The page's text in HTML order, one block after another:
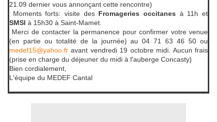
21.09 dernier vous annonçant cette rencontre)
Moments forts: visite des Fromageries occitanes à 11h et
SMSI à 15h30 à Saint-Mamet.
Merci de contacter la permanence pour confirmer votre venue
(en partie ou totalité de la journée) au 04 71 63 46 50 ou
medef15@yahoo.fr avant vendredi 19 octobre midi. Aucun frais
(prise en charge du déjeuner du midi à l'auberge Concasty)
Bien cordialement,
L'équipe du MEDEF Cantal